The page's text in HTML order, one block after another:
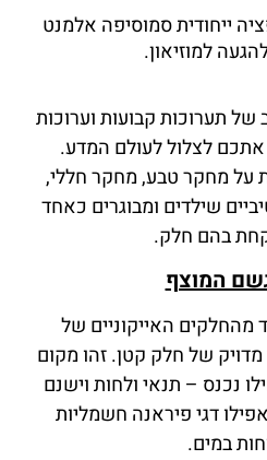
ייחודית סמוסיפה אלמנט
למוזיאון.
של תערוכות קבועות וערוכות
לצלול לעולם המדע.
על מחקר טבע, מחקר חללי,
שילדים ומבוגרים כאחד
בהם חלק.
המוצף
האייקוניים של
מדויק של חלק קטן. זהו מקום
נכנס – תנאי ולחות וישנם
דגי פיראנה חשמליות
במים.